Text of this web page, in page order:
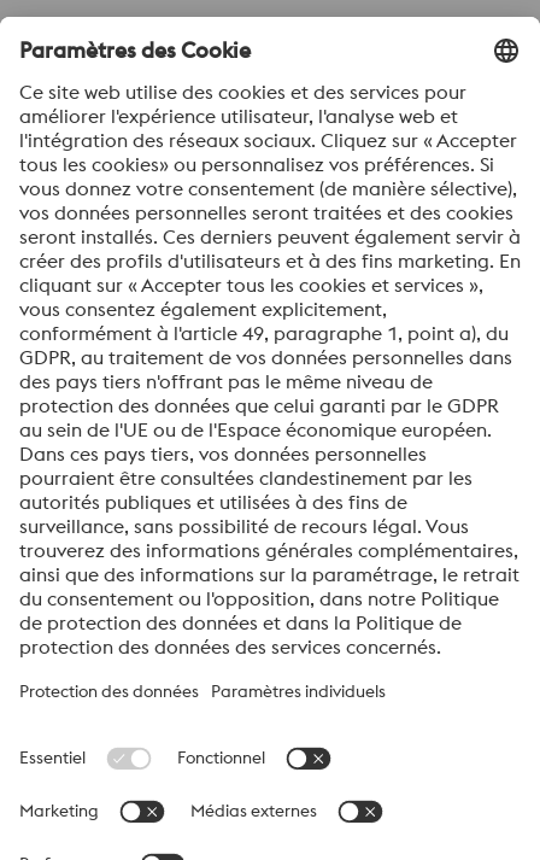
Ville *
Pays *
Message *
Je souhaite m'inscrire à la newsletter de voestalpine
Envoyer
Vérification Anti-Robot
Clique ici pour vérifier
FriendlyCaptcha ⇗
Benelux
commerciale pour les Pays‑Bas, la Belgique et le Luxembourg de
la division High Performance Metals du groupe voestalpine. La
composante technologique et est le leader mondial des aciers